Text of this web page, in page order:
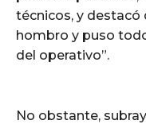
técnicos, y destacó
hombro y puso
del operativo”.
No obstante,